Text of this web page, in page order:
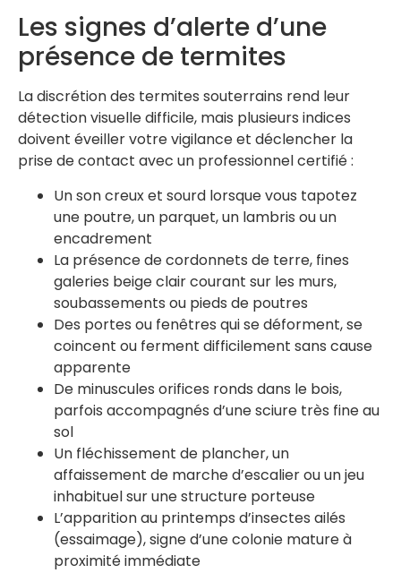
Les signes d’alerte d’une
présence de termites
La discrétion des termites souterrains rend leur
détection visuelle difficile, mais plusieurs indices
doivent éveiller votre vigilance et déclencher la
prise de contact avec un professionnel certifié :
Un son creux et sourd lorsque vous tapotez
une poutre, un parquet, un lambris ou un
encadrement
La présence de cordonnets de terre, fines
galeries beige clair courant sur les murs,
soubassements ou pieds de poutres
Des portes ou fenêtres qui se déforment, se
coincent ou ferment difficilement sans cause
apparente
De minuscules orifices ronds dans le bois,
parfois accompagnés d’une sciure très fine au
sol
Un fléchissement de plancher, un
affaissement de marche d’escalier ou un jeu
inhabituel sur une structure porteuse
L’apparition au printemps d’insectes ailés
(essaimage), signe d’une colonie mature à
proximité immédiate